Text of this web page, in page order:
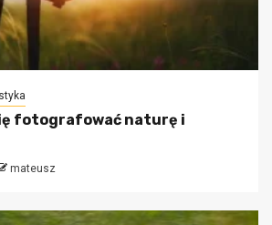
fotografować naturę i
mateusz